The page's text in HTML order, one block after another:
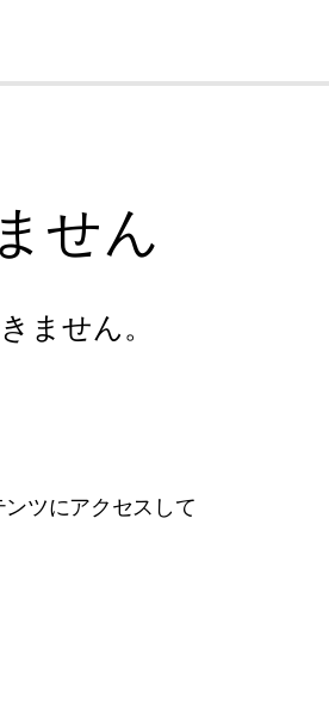
せん
ません。
ツにアクセスして